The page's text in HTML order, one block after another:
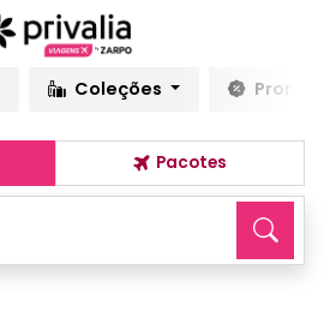
Coleções
Pacotes